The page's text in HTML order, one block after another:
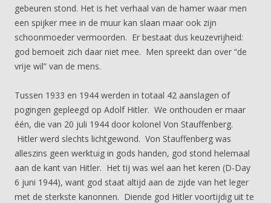
gebeuren stond. Het is het verhaal van de hamer waar men
een spijker mee in de muur kan slaan maar ook zijn
schoonmoeder vermoorden. Er bestaat dus keuzevrijheid:
god bemoeit zich daar niet mee. Men spreekt dan over “de
vrije wil” van de mens.
Tussen 1933 en 1944 werden in totaal 42 aanslagen of
pogingen gepleegd op Adolf Hitler. We onthouden er maar
één, die van 20 juli 1944 door kolonel Von Stauffenberg.
Hitler werd slechts lichtgewond. Von Stauffenberg was
alleszins geen werktuig in gods handen, god stond helemaal
aan de kant van Hitler. Het tij was wel aan het keren (D-Day
6 juni 1944), want god staat altijd aan de zijde van het leger
met de sterkste kanonnen. Diende god Hitler voortijdig uit te